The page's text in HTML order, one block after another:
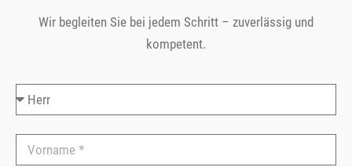
Wir begleiten Sie bei jedem Schritt – zuverlässig und
kompetent.